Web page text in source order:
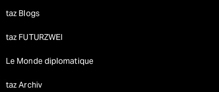
taz Blogs
taz FUTURZWEI
Le Monde diplomatique
taz Archiv